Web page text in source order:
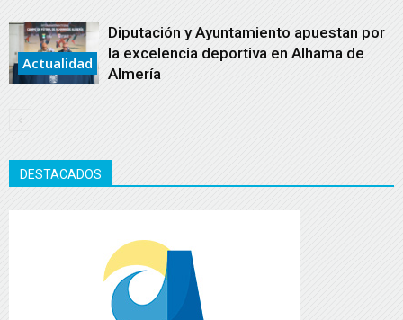
Actualidad
Diputación y Ayuntamiento apuestan por
la excelencia deportiva en Alhama de
Almería
DESTACADOS